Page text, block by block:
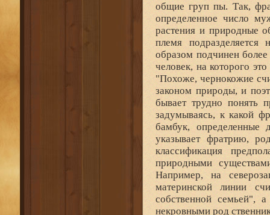
общие груп пы. Так,
определенное число
растения и природные
племя подразделяется
образом подчинен
человек, на которого
"Похоже, чернокожие
законом природы, и
бывает трудно понять
задумываясь, к какой
бамбук,
указывает фратрию,
классификация
природными
Например, на
материнской линии
собственной семьей",
некровными род